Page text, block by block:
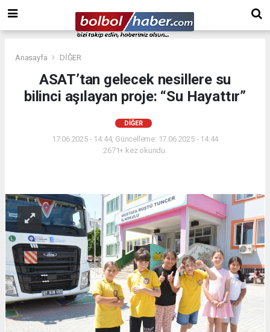
Anasayfa DİĞER
ASAT’tan gelecek nesillere su
bilinci aşılayan proje: “Su Hayattır”
DİĞER
17.06.2025 - 14:44, Güncelleme: 17.06.2025 - 14:44
2671+ kez okundu.